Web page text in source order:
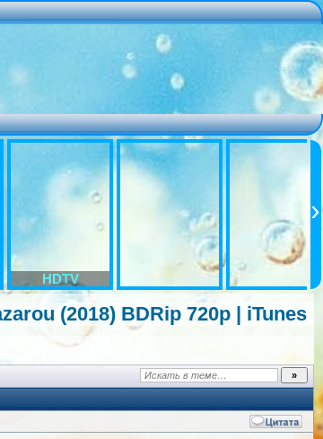
HDTV
(2018) BDRip 720p | iTunes